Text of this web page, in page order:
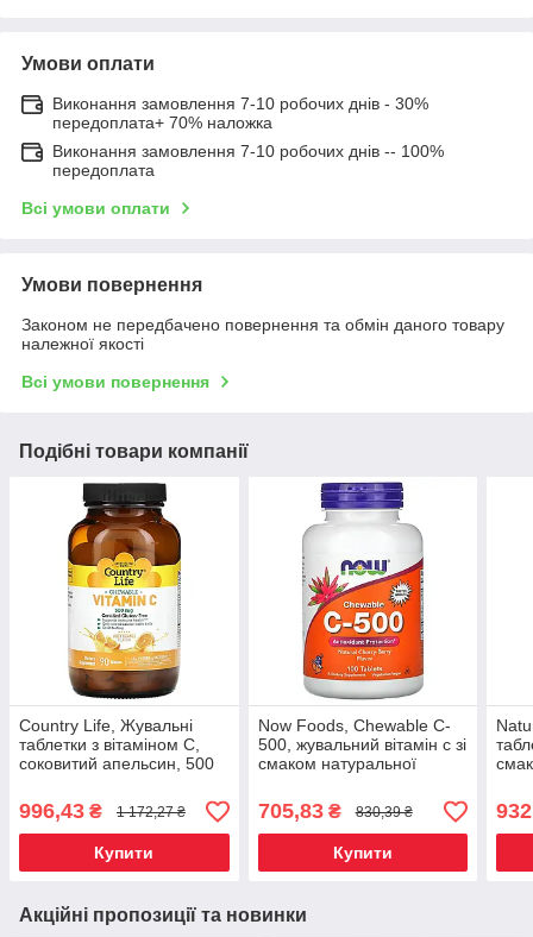
Умови оплати
Виконання замовлення 7-10 робочих днів - 30%
передоплата+ 70% наложка
Виконання замовлення 7-10 робочих днів -- 100%
передоплата
Всі умови оплати
Умови повернення
Законом не передбачено повернення та обмін даного товару
належної якості
Всі умови повернення
Подібні товари компанії
Country Life, Жувальні
таблетки з вітаміном C,
соковитий апельсин, 500
996,43 ₴ 1 172,27 ₴
Купити
Now Foods, Chewable C-
500, жувальний вітамін с зі
смаком натуральної
705,83₴ 830,39 ₴
Купити
Акційні пропозиції та новинки